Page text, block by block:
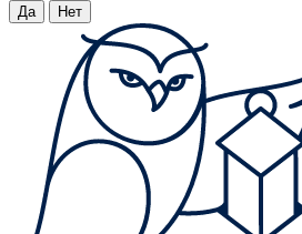
Да Нет